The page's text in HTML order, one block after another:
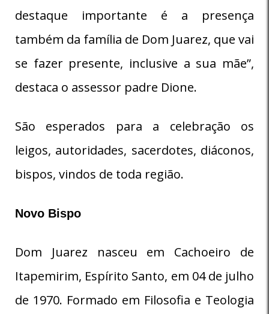
destaque importante é a presença
também da família de Dom Juarez, que vai
se fazer presente, inclusive a sua mãe”,
destaca o assessor padre Dione.
São esperados para a celebração os
leigos, autoridades, sacerdotes, diáconos,
bispos, vindos de toda região.
Novo Bispo
Dom Juarez nasceu em Cachoeiro de
Itapemirim, Espírito Santo, em 04 de julho
de 1970. Formado em Filosofia e Teologia